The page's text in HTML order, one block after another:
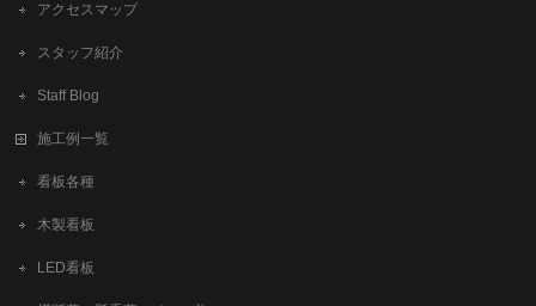
アクセスマップ
スタッフ紹介
Staff Blog
施工例一覧
看板各種
木製看板
LED看板